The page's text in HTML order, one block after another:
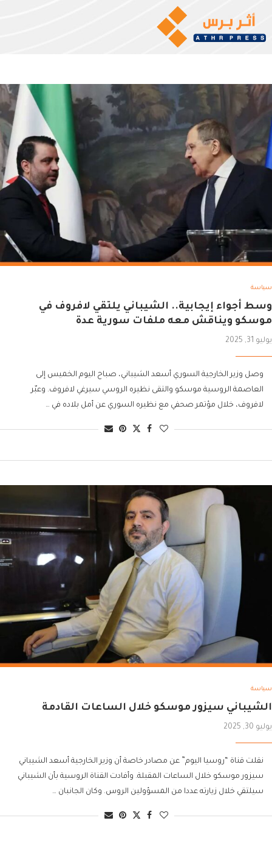
سياسة
وسط أجواء إيجابية.. الشيباني يلتقي لافروف في
موسكو ويناقش معه ملفات سورية عدة
يوليو 31, 2025
وصل وزير الخارجية السوري أسعد الشيباني، صباح اليوم الخميس إلى
العاصمة الروسية موسكو والتقى نظيره الروسي سيرغي لافروف. وعبّر
لافروف، خلال مؤتمر صحفي مع نظيره السوري عن أمل بلاده في …
سياسة
الشيباني سيزور موسكو خلال الساعات القادمة
يوليو 30, 2025
نقلت قناة “روسيا اليوم” عن مصادر خاصة أن وزير الخارجية أسعد الشيباني
سيزور موسكو خلال الساعات المقبلة. وأفادت القناة الروسية بأن الشيباني
سيلتقي خلال زيارته عددا من المسؤولين الروس. وكان الجانبان …